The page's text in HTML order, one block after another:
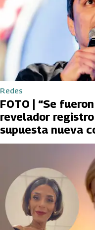
Redes
FOTO | “Se
revelador
supuesta nueva